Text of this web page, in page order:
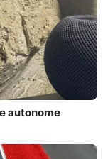
autonome